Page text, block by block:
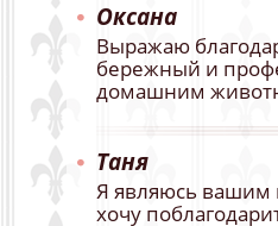
Оксана
Выражаю
бережный и
домашним
Таня
Я являюсь вашим
хочу